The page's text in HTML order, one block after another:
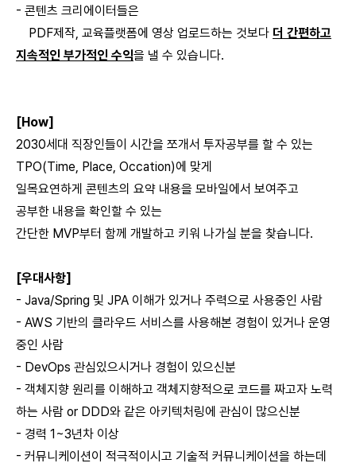
- 콘텐츠 크리에이터들은
PDF제작, 교육플랫폼에 영상 업로드하는 것보다 더 간편하고
지속적인 부가적인 수익을 낼 수 있습니다.
[How]
2030세대 직장인들이 시간을 쪼개서 투자공부를 할 수 있는
TPO(Time, Place, Occation)에 맞게
일목요연하게 콘텐츠의 요약 내용을 모바일에서 보여주고
공부한 내용을 확인할 수 있는
간단한 MVP부터 함께 개발하고 키워 나가실 분을 찾습니다.
[우대사항]
- Java/Spring 및 JPA 이해가 있거나 주력으로 사용중인 사람
- AWS 기반의 클라우드 서비스를 사용해본 경험이 있거나 운영
중인 사람
- DevOps 관심있으시거나 경험이 있으신분
- 객체지향 원리를 이해하고 객체지향적으로 코드를 짜고자 노력
하는 사람 or DDD와 같은 아키텍처링에 관심이 많으신분
- 경력 1~3년차 이상
- 커뮤니케이션이 적극적이시고 기술적 커뮤니케이션을 하는데